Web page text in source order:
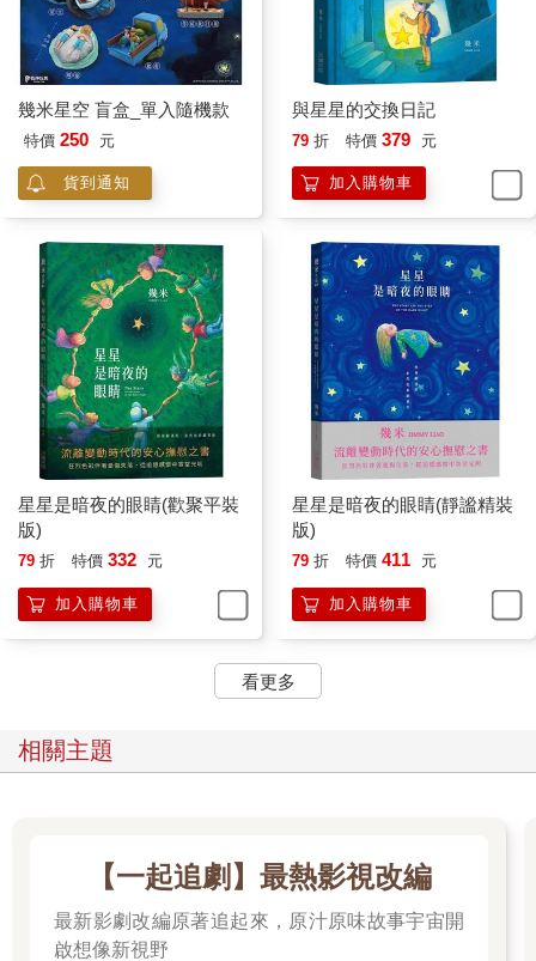
幾米星空 盲盒_單入隨機款
特價 250 元
貨到通知
與星星的交換日記
79 折 特價 379 元
加入購物車
星星是暗夜的眼睛(歡聚平裝
版)
79 折 特價 332 元
加入購物車
星星是暗夜的眼睛(靜謐精裝
版)
79 折 特價 411 元
加入購物車
看更多
相關主題
【一起追劇】最熱影視改編
最新影劇改編原著追起來，原汁原味故事宇宙開
啟想像新視野